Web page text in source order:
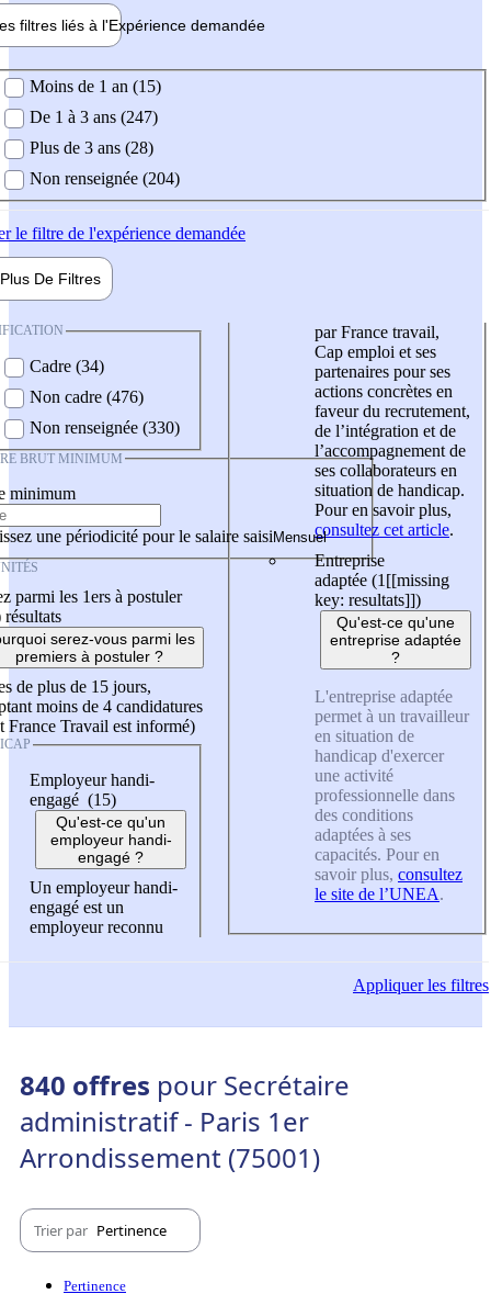
filtres liés à l'Expérience demandée
demandée
Moins de 1 an (15)
De 1 à 3 ans (247)
Plus de 3 ans (28)
Non renseignée (204)
le filtre de l'expérience demandée
Plus De Filtres
Cadre (34)
Non cadre (476)
Non renseignée (330)
BRUT MINIMUM
minimum
une périodicité pour le salaire saisi
parmi les 1ers à postuler
résultats
serez-vous parmi les
premiers à postuler ?
de plus de 15 jours,
moins de 4 candidatures
France Travail est informé)
Employeur handi-
engagé (15)
Qu'est-ce qu'un
employeur handi-
engagé ?
Un employeur handi-
engagé est un
employeur reconnu
par France travail,
Cap emploi et ses
partenaires pour ses
actions concrètes en
faveur du recrutement,
de l’intégration et de
l’accompagnement de
ses collaborateurs en
situation de handicap.
Pour en savoir plus,
consultez cet article.
Entreprise
adaptée (1 [[missing
key: resultats]])
Qu'est-ce qu'une
entreprise adaptée
?
L'entreprise adaptée
permet à un travailleur
en situation de
handicap d'exercer
une activité
professionnelle dans
des conditions
adaptées à ses
capacités. Pour en
savoir plus, consultez
le site de l’UNEA.
Appliquerles filtres
840 offres pour Secrétaire
administratif - Paris 1er
Arrondissement (75001)
Trier par Pertinence
Pertinence